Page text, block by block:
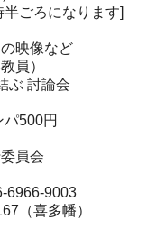
ごろになります]
映像など
員）
ぶ 討論会
500円
員会
6966-9003
（喜多幡）